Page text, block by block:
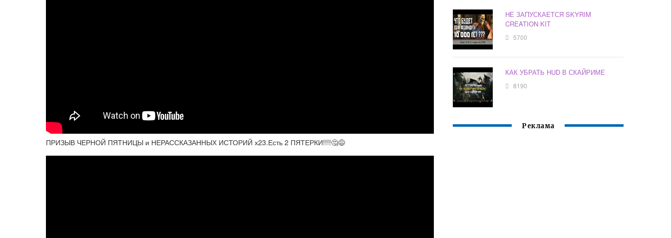
ПРИЗЫВ ЧЕРНОЙ ПЯТНИЦЫ и НЕРАССКАЗАННЫХ ИСТОРИЙ х23.Есть 2 ПЯТЕРКИ!!!!🤔😅
НЕ ЗАПУСКАЕТСЯ SKYRIM
CREATION KIT
5700
КАК УБРАТЬ HUD В СКАЙРИМЕ
8190
Реклама